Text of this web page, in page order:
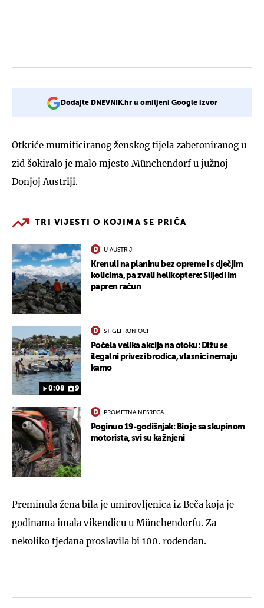
Dodajte DNEVNIK.hr u omiljeni Google izvor
Otkriće mumificiranog ženskog tijela zabetoniranog u
zid šokiralo je malo mjesto Münchendorf u južnoj
Donjoj Austriji.
TRI VIJESTI O KOJIMA SE PRIČA
U AUSTRIJI
Krenuli na planinu bez opreme i s dječjim
kolicima, pa zvali helikoptere: Slijedi im
papren račun
0:08 9
STIGLI RONIOCI
Počela velika akcija na otoku: Dižu se
ilegalni privezi brodica, vlasnici nemaju
kamo
PROMETNA NESREĆA
Poginuo 19-godišnjak: Bio je sa skupinom
motorista, svi su kažnjeni
Preminula žena bila je umirovljenica iz Beča koja je
godinama imala vikendicu u Münchendorfu. Za
nekoliko tjedana proslavila bi 100. rođendan.